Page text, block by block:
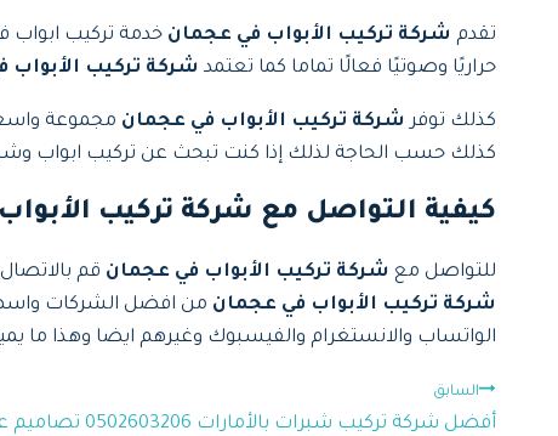
تقدم شركة تركيب الأبواب في عجمان خدمة تركيب ابواب
حراريًا وصوتيًا فعالًا تماما كما تعتمد شركة تركيب الأبواب
كذلك توفر شركة تركيب الأبواب في عجمان مجموعة واسعة
كذلك حسب الحاجة لذلك إذا كنت تبحث عن تركيب ابواب
كيفية التواصل مع شركة تركيب
للتواصل مع شركة تركيب الأبواب في عجمان قم
شركة تركيب الأبواب في عجمان من افضل الشركات
الواتساب والانستغرام والفيسبوك وغيرهم ايضا وهذا ما
تصفّح
السابق
أفضل شركة تركيب شبرات بالأمارات 0502603206 تصاميم عصرية وضمان شامل